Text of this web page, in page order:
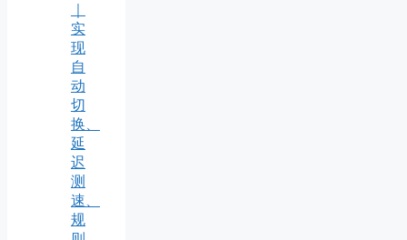
实
现
自
动
切
换、
延
迟
测
速、
规